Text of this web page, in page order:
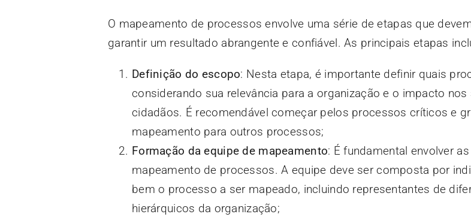
O mapeamento de processos envolve uma série de etapas que
garantir um resultado abrangente e confiável. As principais etapas
Definição do escopo: Nesta etapa, é importante definir quais
considerando sua relevância para a organização e o impacto
cidadãos. É recomendável começar pelos processos críticos e
mapeamento para outros processos;
Formação da equipe de mapeamento: É fundamental envolver
mapeamento de processos. A equipe deve ser composta por
bem o processo a ser mapeado, incluindo representantes de
hierárquicos da organização;